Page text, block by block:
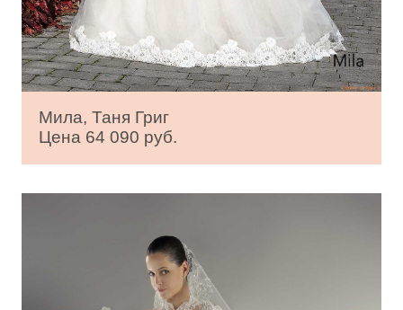
Мила, Таня Григ
Цена 64 090 руб.